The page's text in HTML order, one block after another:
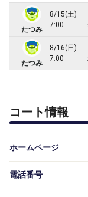
たつみ
8/15(土)
7:00
たつみ
8/16(日)
7:00
コート情報
ホームページ
電話番号